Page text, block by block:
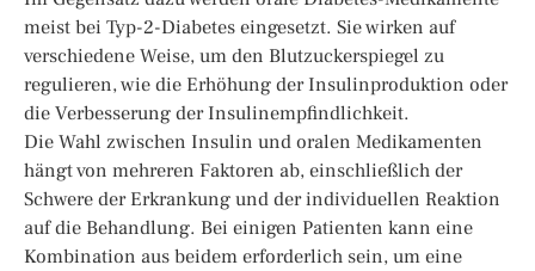
meist bei Typ-2-Diabetes eingesetzt. Sie wirken auf
verschiedene Weise, um den Blutzuckerspiegel zu
regulieren, wie die Erhöhung der Insulinproduktion oder
die Verbesserung der Insulinempfindlichkeit.
Die Wahl zwischen Insulin und oralen Medikamenten
hängt von mehreren Faktoren ab, einschließlich der
Schwere der Erkrankung und der individuellen Reaktion
auf die Behandlung. Bei einigen Patienten kann eine
Kombination aus beidem erforderlich sein, um eine